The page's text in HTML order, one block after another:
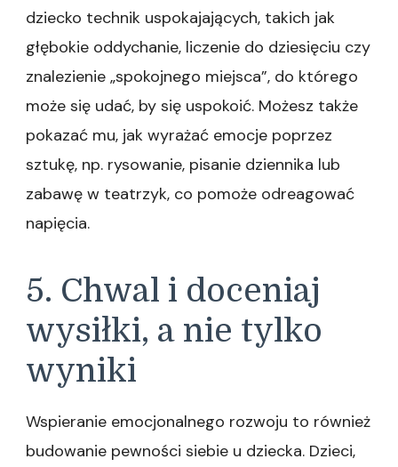
dziecko technik uspokajających, takich jak
głębokie oddychanie, liczenie do dziesięciu czy
znalezienie „spokojnego miejsca”, do którego
może się udać, by się uspokoić. Możesz także
pokazać mu, jak wyrażać emocje poprzez
sztukę, np. rysowanie, pisanie dziennika lub
zabawę w teatrzyk, co pomoże odreagować
napięcia.
5. Chwal i doceniaj
wysiłki, a nie tylko
wyniki
Wspieranie emocjonalnego rozwoju to również
budowanie pewności siebie u dziecka. Dzieci,